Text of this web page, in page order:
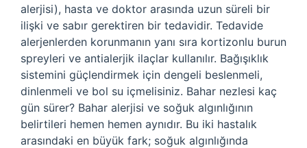
alerjisi), hasta ve doktor arasında uzun süreli bir
ilişki ve sabır gerektiren bir tedavidir. Tedavide
alerjenlerden korunmanın yanı sıra kortizonlu burun
spreyleri ve antialerjik ilaçlar kullanılır. Bağışıklık
sistemini güçlendirmek için dengeli beslenmeli,
dinlenmeli ve bol su içmelisiniz. Bahar nezlesi kaç
gün sürer? Bahar alerjisi ve soğuk algınlığının
belirtileri hemen hemen aynıdır. Bu iki hastalık
arasındaki en büyük fark; soğuk algınlığında